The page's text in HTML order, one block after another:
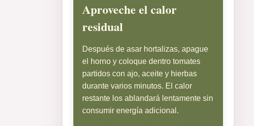
Aproveche el calor
residual
Después de asar hortalizas, apague
el horno y coloque dentro tomates
partidos con ajo, aceite y hierbas
durante varios minutos. El calor
restante los ablandará lentamente sin
consumir energía adicional.